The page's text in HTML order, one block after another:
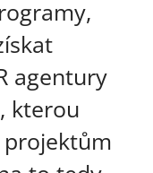
agentury
kterou